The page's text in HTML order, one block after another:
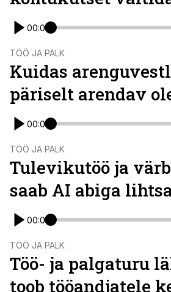
00:00
TÖÖ JA PALK
Kuidas
päriselt arendav
00:00
TÖÖ JA PALK
Tulevikutöö ja
saab AI abiga
00:00
TÖÖ JA PALK
Töö- ja palgaturu
toob tööandjatele